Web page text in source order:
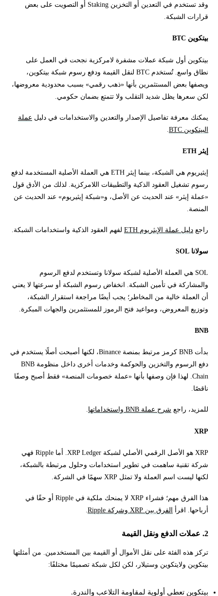
وقد تستخدم في التعدين أو التخزين Staking أو التصويت على بعض
قرارات الشبكة.
بيتكوين BTC
بيتكوين أول شبكة عملات مشفرة لامركزية نجحت في العمل على
نطاق واسع. تُستخدم BTC لنقل القيمة ودفع رسوم شبكة بيتكوين،
ويصفها بعض المستثمرين بأنها «ذهب رقمي» بسبب محدودية معروضها،
لكن سعرها يظل شديد التقلب ولا تتمتع بضمان حكومي.
يمكنك معرفة تفاصيل الإصدار والتعدين والاستخدامات في دليل عملة
البيتكوين BTC
إيثر ETH
إيثيريوم هي الشبكة، بينما إيثر ETH هي العملة الأصلية المستخدمة لدفع
رسوم تشغيل العقود الذكية والتطبيقات اللامركزية. لذلك من الأدق قول
«عملة إيثر» عند الحديث عن الأصل، و«شبكة إيثيريوم» عند الحديث عن
المنصة.
راجع دليل عملة الإيثريوم ETH لفهم العقود الذكية واستخدامات الشبكة.
سولانا SOL
SOL هي العملة الأصلية لشبكة سولانا وتستخدم لدفع الرسوم
والمشاركة في تأمين الشبكة. انخفاض رسوم الشبكة أو سرعتها لا يعني
أن العملة خالية من المخاطر؛ يجب أيضًا مراجعة استقرار الشبكة،
وتوزيع المعروض، ومواعيد فتح الرموز للمستثمرين والجهات المبكرة.
BNB
بدأت BNB كرمز مرتبط بمنصة Binance، لكنها أصبحت أصلًا يستخدم في
دفع الرسوم والتخزين والحوكمة وخدمات أخرى داخل منظومة BNB
Chain. لهذا فإن وصفها بأنها «عملة خصومات المنصة» فقط أصبح وصفًا
ناقصًا.
للمزيد، راجع شرح عملة BNB واستخداماتها .
XRP
XRP هو الأصل الرقمي الأصلي لشبكة XRP Ledger. أما Ripple فهي
شركة تقنية ساهمت في تطوير استخدامات وحلول مرتبطة بالشبكة،
لكنها ليست اسم العملة ولا تمثل XRP سهمًا في الشركة.
هذا الفرق مهم؛ فشراء XRP لا يمنحك ملكية في Ripple أو حقًا في
أرباحها. اقرأ الفرق بين XRP وشركة Ripple
2. عملات الدفع ونقل القيمة
تركز هذه الفئة على نقل الأموال أو القيمة بين المستخدمين. من أمثلتها
بيتكوين ولايتكوين وستيلار، لكن لكل شبكة تصميمًا مختلفًا:
بيتكوين تعطي أولوية لمقاومة التلاعب والندرة.